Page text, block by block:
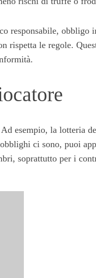
responsabile,
le regole.
esempio, la lotteria
ci sono, puoi
soprattutto per i